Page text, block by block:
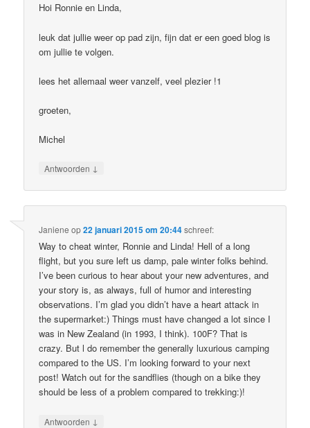
Hoi Ronnie en Linda,
leuk dat jullie weer op pad zijn, fijn dat er een goed blog is
om jullie te volgen.
lees het allemaal weer vanzelf, veel plezier !1
groeten,
Michel
Antwoorden ↓
Janiene op22 januari 2015 om 20:44schreef:
Way to cheat winter, Ronnie and Linda! Hell of a long
flight, but you sure left us damp, pale winter folks behind.
I’ve been curious to hear about your new adventures, and
your story is, as always, full of humor and interesting
observations. I’m glad you didn’t have a heart attack in
the supermarket:) Things must have changed a lot since I
was in New Zealand (in 1993, I think). 100F? That is
crazy. But l do remember the generally luxurious camping
compared to the US. I’m looking forward to your next
post! Watch out for the sandflies (though on a bike they
should be less of a problem compared to trekking:)!
Antwoorden ↓